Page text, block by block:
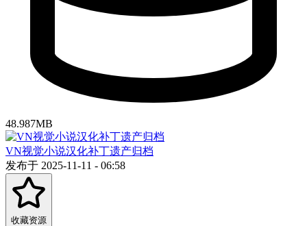
48.987MB
VN视觉小说汉化补丁遗产归档
发布于 2025-11-11 - 06:58
收藏资源